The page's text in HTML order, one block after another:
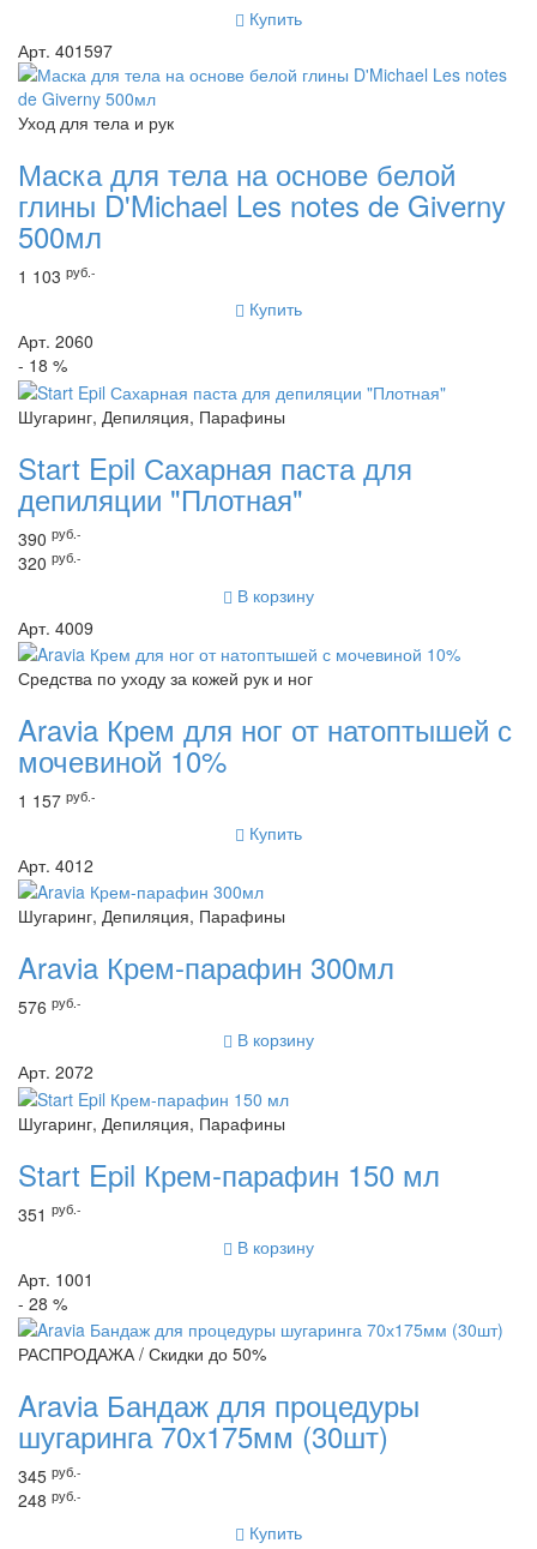
Купить
Арт. 401597
Уход для тела и рук
Маска для тела на основе белой
глины D'Michael Les notes de Giverny
500мл
1 103 руб.-
Купить
Арт. 2060
- 18 %
Шугаринг, Депиляция, Парафины
Start Epil Сахарная паста для
депиляции "Плотная"
390 руб.-
320 руб.-
В корзину
Арт. 4009
Средства по уходу за кожей рук и ног
Aravia Крем для ног от натоптышей с
мочевиной 10%
1 157 руб.-
Купить
Арт. 4012
Шугаринг, Депиляция, Парафины
Aravia Крем-парафин 300мл
576 руб.-
В корзину
Арт. 2072
Шугаринг, Депиляция, Парафины
Start Epil Крем-парафин 150 мл
351 руб.-
В корзину
Арт. 1001
- 28 %
РАСПРОДАЖА / Скидки до 50%
Aravia Бандаж для процедуры
шугаринга 70х175мм (30шт)
345 руб.-
248 руб.-
Купить